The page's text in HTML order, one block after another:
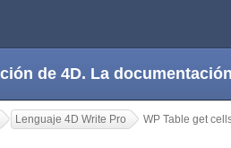
de 4D. La
Lenguaje 4D Write Pro WP Table get